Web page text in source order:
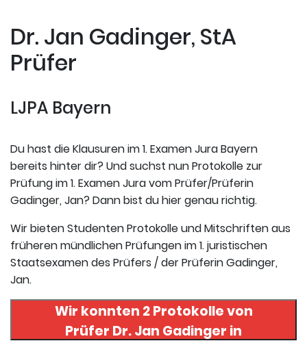
Dr. Jan Gadinger, StA
Prüfer
LJPA Bayern
Du hast die Klausuren im 1. Examen Jura Bayern
bereits hinter dir? Und suchst nun Protokolle zur
Prüfung im 1. Examen Jura vom Prüfer/Prüferin
Gadinger, Jan? Dann bist du hier genau richtig.
Wir bieten Studenten Protokolle und Mitschriften aus
früheren mündlichen Prüfungen im 1. juristischen
Staatsexamen des Prüfers / der Prüferin Gadinger,
Jan.
Wir konnten 2 Protokolle von
Prüfer Dr. Jan Gadinger in